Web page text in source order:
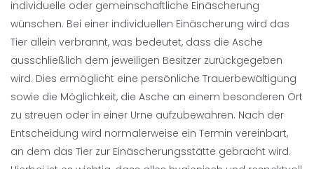
individuelle oder gemeinschaftliche Einäscherung
wünschen. Bei einer individuellen Einäscherung wird das
Tier allein verbrannt, was bedeutet, dass die Asche
ausschließlich dem jeweiligen Besitzer zurückgegeben
wird. Dies ermöglicht eine persönliche Trauerbewältigung
sowie die Möglichkeit, die Asche an einem besonderen Ort
zu streuen oder in einer Urne aufzubewahren. Nach der
Entscheidung wird normalerweise ein Termin vereinbart,
an dem das Tier zur Einäscherungsstätte gebracht wird.